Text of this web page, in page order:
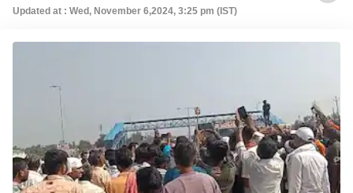
Updated at : Wed, November 6,2024, 3:25 pm (IST)